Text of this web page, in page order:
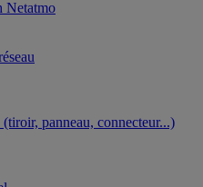
Netatmo
panneau, connecteur...)